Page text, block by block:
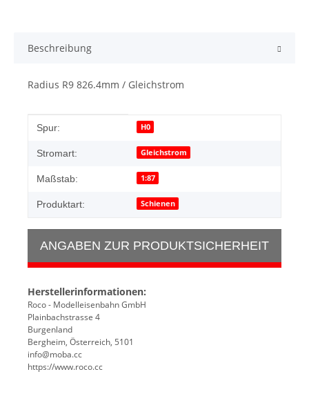
Beschreibung
Radius R9 826.4mm / Gleichstrom
Produkteigenschaft
Wert
Spur: H0
Stromart: Gleichstrom
Maßstab: 1:87
Produktart: Schienen
ANGABEN ZUR PRODUKTSICHERHEIT
Herstellerinformationen:
Roco - Modelleisenbahn GmbH
Plainbachstrasse 4
Burgenland
Bergheim, Österreich, 5101
info@moba.cc
https://www.roco.cc